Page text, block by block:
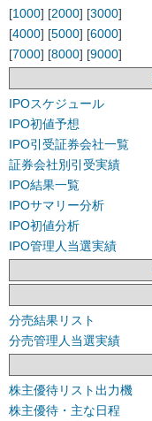
[1000] [2000] [3000]
[4000] [5000] [6000]
[7000] [8000] [9000]
IPOスケジュール
IPO初値予想
IPO引受証券会社一覧
証券会社別引受実績
IPO結果一覧
IPOサマリー分析
IPO初値分析
IPO管理人当選実績
分売結果リスト
分売管理人当選実績
株主優待リスト出力機
株主優待・主な日程